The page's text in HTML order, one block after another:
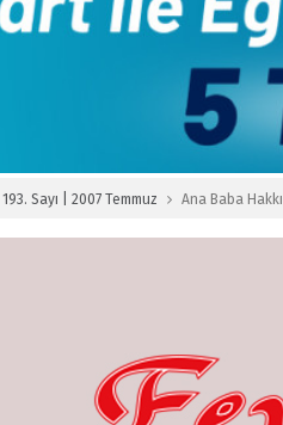
193. Sayı | 2007 Temmuz Ana Baba Hakkı